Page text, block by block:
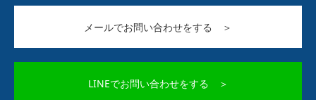
メールでお問い合わせをする ＞
LINEでお問い合わせをする ＞